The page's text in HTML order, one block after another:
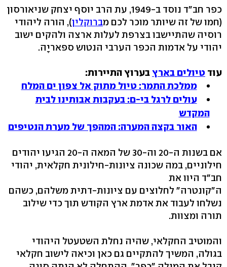
כפר חב"ד נוסד ב-1949, עת הרב יוסף יצחק שניאורסון
(חמו של זה שיותר מוכר לכם מברוקלין), הורה ליהודי
רוסיה שהתיישבו בצרפת לעלות ארצה ולהקים ישוב
יהודי על אדמות הכפר הערבי הנטוש ספאריָה.
עוד טיולים בארץבערוץ התיירות:
ממלכת התמר: טיול מתוק אל צפון ים המלח
עולים לרגל בי-ם: בעקבות אבותינו לבית
המקדש
האור בקצה המערה: המהפך של מערת הנטיפים
אם בשנות ה-20 וה-30 של המאה ה-20 הגיעו יהודים
חילוניים, במה שכונה ציונות-חילונית חקלאית, יהודי
חב"ד היוו את
ה"קונטרה" לחלוצים עם ציונות-דתית משלהם, כשהם
נשלחו לעבוד את אדמת ארץ הקודש תוך כדי שילוב
תורה ומצוות.
והמוטיב החקלאי, שהיה נחלת השטעטל היהודי
בגולה, המשיך להתקיים גם כאן וכיאה לישוב חקלאי